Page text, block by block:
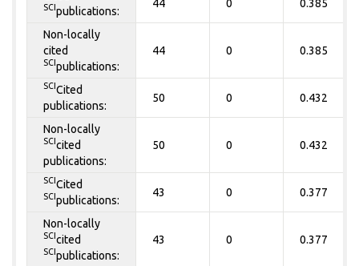
SCI publications:
44 0 0.385
Non-locally
cited
SCI publications:
44 0 0.385
SCI Cited
publications:
50 0 0.432
Non-locally
SCI cited
publications:
50 0 0.432
SCI Cited
SCI publications:
43 0 0.377
Non-locally
SCI cited
SCI publications:
43 0 0.377